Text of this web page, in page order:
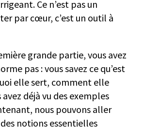
Ce n’est pas un
par cœur, c’est un outil à
grande partie, vous avez
pas : vous savez ce qu’est
elle sert, comment elle
avez déjà vu des exemples
nous pouvons aller
notions essentielles